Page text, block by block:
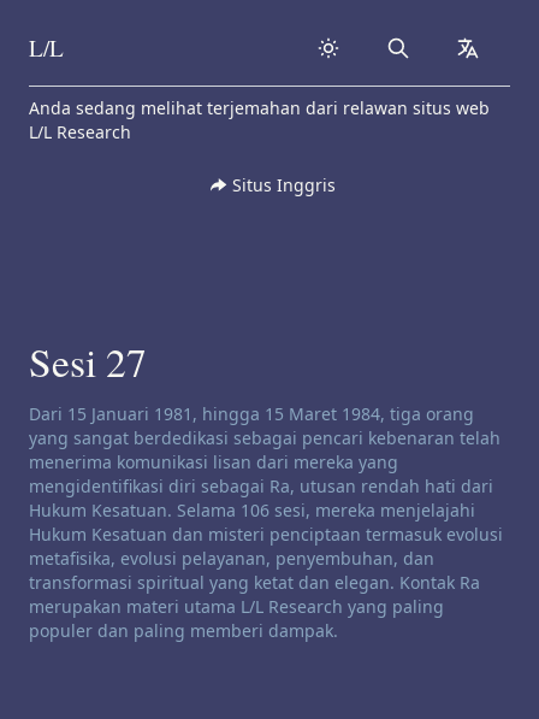
Skip to content
L/L Search
Anda sedang melihat terjemahan dari relawan situs web
L/L Research
Situs Inggris
Sesi 27
Penafian saluran:
Dari 15 Januari 1981, hingga 15 Maret 1984, tiga orang
yang sangat berdedikasi sebagai pencari kebenaran telah
menerima komunikasi lisan dari mereka yang
mengidentifikasi diri sebagai Ra, utusan rendah hati dari
Hukum Kesatuan. Selama 106 sesi, mereka menjelajahi
Hukum Kesatuan dan misteri penciptaan termasuk evolusi
metafisika, evolusi pelayanan, penyembuhan, dan
transformasi spiritual yang ketat dan elegan. Kontak Ra
merupakan materi utama L/L Research yang paling
populer dan paling memberi dampak.